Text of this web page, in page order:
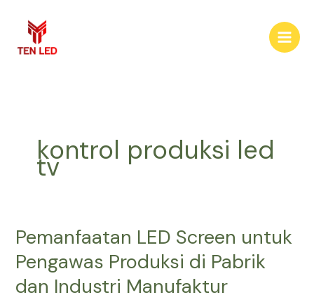
content
kontrol produksi led
tv
Pemanfaatan LED Screen untuk
Pengawas Produksi di Pabrik
dan Industri Manufaktur
Pemanfaatan
Screen
untuk